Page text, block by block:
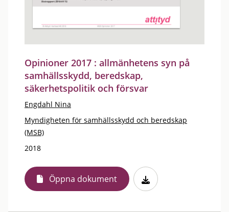
Opinioner 2017 : allmänhetens syn på
samhällsskydd, beredskap,
säkerhetspolitik och försvar
Engdahl Nina
Myndigheten för samhällsskydd och beredskap
(MSB)
2018
Öppna dokument